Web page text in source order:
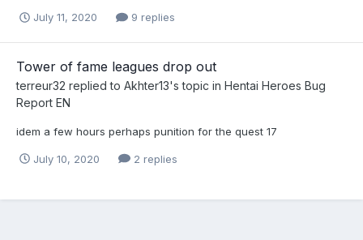
July 11, 2020 9 replies
Tower of fame leagues drop out
terreur32 replied to Akhter13's topic in Hentai Heroes Bug
Report EN
idem a few hours perhaps punition for the quest 17
July 10, 2020 2 replies